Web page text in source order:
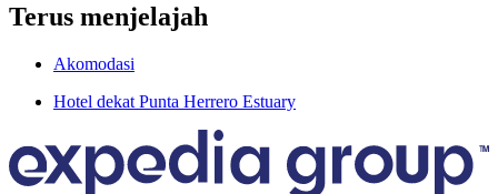
Terus menjelajah
Akomodasi
Hotel dekat Punta Herrero Estuary